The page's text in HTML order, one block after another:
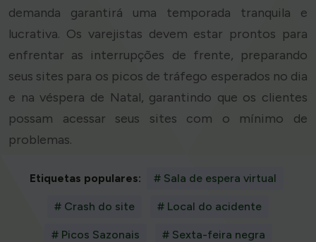
demanda garantirá uma temporada tranquila e
lucrativa. Os varejistas devem estar prontos para
enfrentar as interrupções de frente, preparando
seus sites para os picos de tráfego esperados no dia
e na véspera de Natal, garantindo que os clientes
possam acessar seus sites com o mínimo de
problemas.
Etiquetas populares: # Sala de espera virtual
# Crash do site # Local do acidente
# Picos Sazonais # Sexta-feira negra